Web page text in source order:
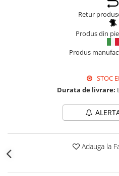
Retur
Produs din
Produs
STOC
Durata de livrare:
Adauga la